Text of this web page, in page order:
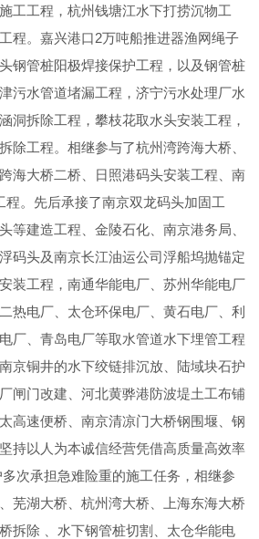
工工程，杭州钱塘江水下打捞沉物工
程。嘉兴港口2万吨船推进器渔网绳子
钢管桩阳极焊接保护工程，以及钢管桩
污水管道堵漏工程，济宁污水处理厂水
洞拆除工程，攀枝花取水头安装工程，
除工程。相继参与了杭州湾跨海大桥、
海大桥二桥、日照港码头安装工程、南
程。先后承接了南京双龙码头加固工
等建造工程、金陵石化、南京港务局、
码头及南京长江油运公司浮船坞抛锚定
装工程，南通华能电厂、苏州华能电厂
热电厂、太仓环保电厂、黄石电厂、利
厂、青岛电厂等取水管道水下埋管工程
京铜井的水下绞链排沉放、陆域块石护
闸门改建、河北黄骅港防波堤土工布铺
高速便桥、南京清凉门大桥钢围堰、钢
持以人为本诚信经营凭借高质量高效率
次承担急难险重的施工任务，相继参
芜湖大桥、杭州湾大桥、上海东海大桥
拆除 、水下钢管桩切割、太仓华能电